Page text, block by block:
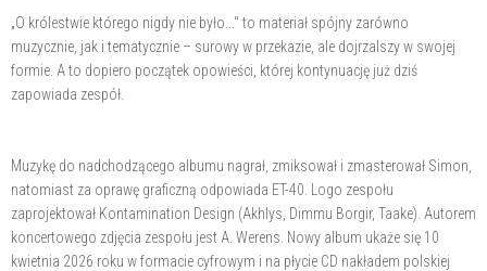
„O królestwie którego nigdy nie było..." to materiał spójny zarówno
muzycznie, jak i tematycznie – surowy w przekazie, ale dojrzalszy w swojej
formie. A to dopiero początek opowieści, której kontynuację już dziś
zapowiada zespół.
Muzykę do nadchodzącego albumu nagrał, zmiksował i zmasterował Simon,
natomiast za oprawę graficzną odpowiada ET-40. Logo zespołu
zaprojektował Kontamination Design (Akhlys, Dimmu Borgir, Taake). Autorem
koncertowego zdjęcia zespołu jest A. Werens. Nowy album ukaże się 10
kwietnia 2026 roku w formacie cyfrowym i na płycie CD nakładem polskiej